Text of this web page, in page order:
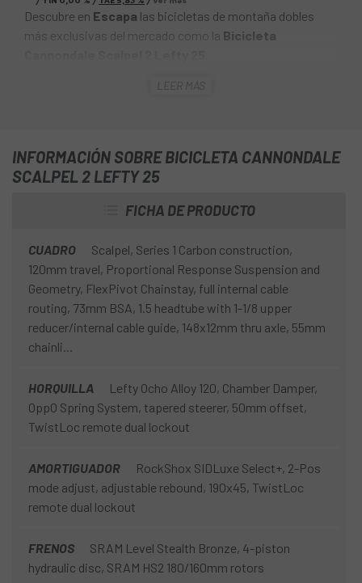
Descubre en Escapa las bicicletas de montaña dobles
más exclusivas del mercado como la Bicicleta
Bicicleta Cannondale Scalpel 2 Lefty 25
alrededor. Está construida sobre un cuadro de carbono
avanzado Series 1. La horquilla Lefty Ocho 120 proporciona
una suavidad inigualable. Un grupo electrónico inalámbrico
SRAM GX Eagle T-Type 1x12, una suspensión trasera
de carbono Hollowgram XC-S 27 redondean el montaje.
LEER MÁS
INFORMACIÓN SOBRE BICICLETA CANNONDALE
SCALPEL 2 LEFTY 25
FICHA DE PRODUCTO
CUADRO
Scalpel, Series 1 Carbon construction,
120mm travel, Proportional Response Suspension and
Geometry, FlexPivot Chainstay, full internal cable
routing, 73mm BSA, 1.5 headtube with 1-1/8 upper
reducer/internal cable guide, 148x12mm thru axle, 55mm
chainli...
HORQUILLA
Lefty Ocho Alloy 120, Chamber Damper,
OppO Spring System, tapered steerer, 50mm offset,
TwistLoc remote dual lockout
AMORTIGUADOR
RockShox SIDLuxe Select+, 2-Pos
mode adjust, adjustable rebound, 190x45, TwistLoc
remote dual lockout
FRENOS
SRAM Level Stealth Bronze, 4-piston
hydraulic disc, SRAM HS2 180/160mm rotors